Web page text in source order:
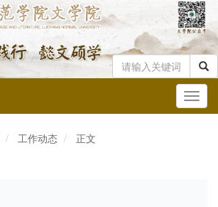
工作动态 正文